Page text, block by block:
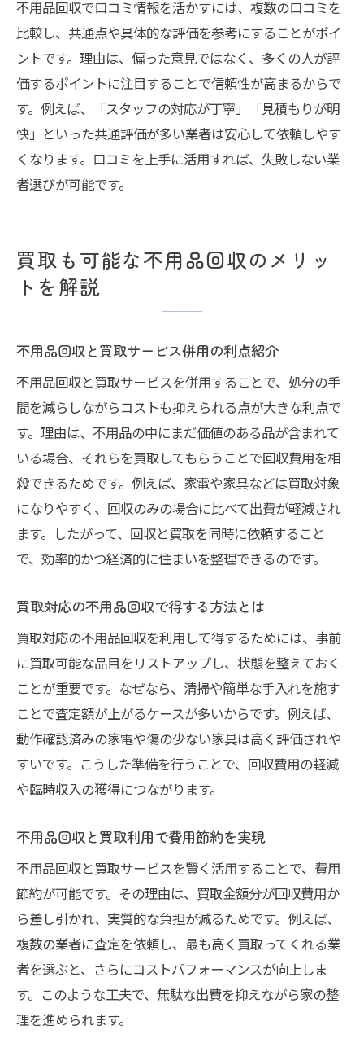
不用品回収で口コミ情報を活かすには、複数の口コミを
比較し、共通点や具体的な評価を参考にすることがポイ
ントです。理由は、偏った意見ではなく、多くの人が評
価するポイントに注目することで信頼性が高まるからで
す。例えば、「スタッフの対応が丁寧」「見積もりが明
快」といった共通評価が多い業者は安心して依頼しやす
くなります。口コミを上手に活用すれば、失敗しない業
者選びが可能です。
買取も可能な不用品回収のメリッ
トを解説
不用品回収と買取サービス併用の利点紹介
不用品回収と買取サービスを併用することで、処分の手
間を減らしながらコストも抑えられる点が大きな利点で
す。理由は、不用品の中にまだ価値のある品が含まれて
いる場合、それらを買取してもらうことで回収費用を相
殺できるためです。例えば、家電や家具などは買取対象
になりやすく、回収のみの場合に比べて出費が軽減され
ます。したがって、回収と買取を同時に依頼すること
で、効率的かつ経済的に住まいを整理できるのです。
買取対応の不用品回収で得する方法とは
買取対応の不用品回収を利用して得するためには、事前
に買取可能な品目をリストアップし、状態を整えておく
ことが重要です。なぜなら、清掃や簡単な手入れを施す
ことで査定額が上がるケースが多いからです。例えば、
動作確認済みの家電や傷の少ない家具は高く評価されや
すいです。こうした準備を行うことで、回収費用の軽減
や臨時収入の獲得につながります。
不用品回収と買取利用で費用節約を実現
不用品回収と買取サービスを賢く活用することで、費用
節約が可能です。その理由は、買取金額分が回収費用か
ら差し引かれ、実質的な負担が減るためです。例えば、
複数の業者に査定を依頼し、最も高く買取ってくれる業
者を選ぶと、さらにコストパフォーマンスが向上しま
す。このような工夫で、無駄な出費を抑えながら家の整
理を進められます。